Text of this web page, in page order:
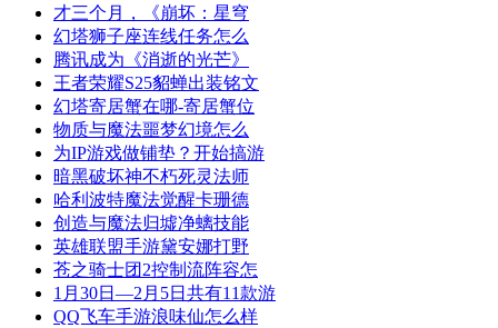
才三个月，《崩坏：星穹
幻塔狮子座连线任务怎么
腾讯成为《消逝的光芒》
王者荣耀S25貂蝉出装铭文
幻塔寄居蟹在哪-寄居蟹位
物质与魔法噩梦幻境怎么
为IP游戏做铺垫？开始搞游
暗黑破坏神不朽死灵法师
哈利波特魔法觉醒卡珊德
创造与魔法归墟净螭技能
英雄联盟手游黛安娜打野
苍之骑士团2控制流阵容怎
1月30日—2月5日共有11款游
QQ飞车手游浪味仙怎么样